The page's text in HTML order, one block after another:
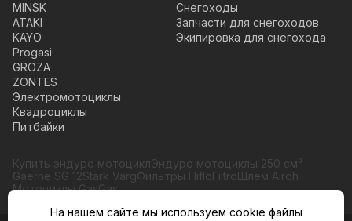
MINSK
ATAKI
KAYO
Progasi
GROZA
ZONTES
Электромотоциклы
Квадроциклы
Питбайки
Снегоходы
Запчасти для снегоходов
Экипировка для снегохода
Купить эндуро мотоциклЭндуро мотоциклы 250 см³
Gaerne SG 12Stark VargФильтры HifloFiltroШлем Airoh
Мотоциклы GasGas
На нашем сайте мы используем cookie файлы